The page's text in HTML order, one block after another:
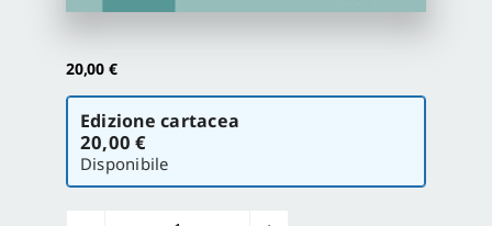
20,00 €
Scegli
versione
Edizione cartacea
20,00 €
Disponibile